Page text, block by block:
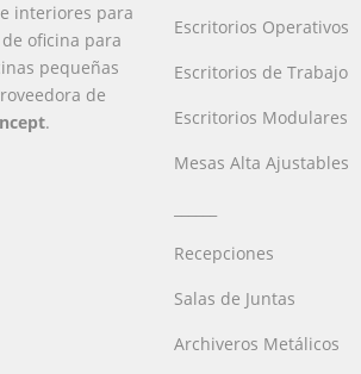
interiores para
oficina para
pequeñas
de
.
Escritorios Operativos
Escritorios de Trabajo
Escritorios Modulares
Mesas Alta Ajustables
Recepciones
Salas de Juntas
Archiveros Metálicos